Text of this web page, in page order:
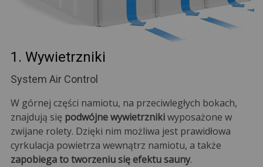
1. Wywietrzniki
System Air Control
W górnej części namiotu, na przeciwległych bokach,
znajdują się podwójne wywietrznikiwyposażone w
zwijane rolety. Dzięki nim możliwa jest prawidłowa
cyrkulacja powietrza wewnątrz namiotu, a także
zapobiega to tworzeniu się efektu sauny.